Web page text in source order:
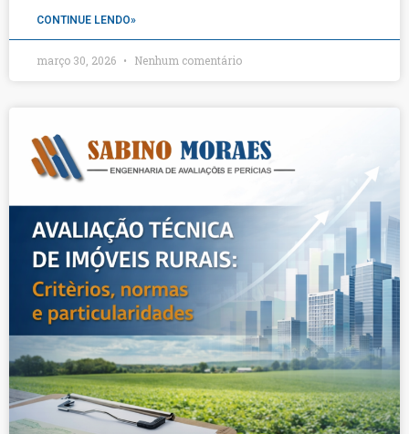
CONTINUE LENDO»
março 30, 2026 Nenhum comentário